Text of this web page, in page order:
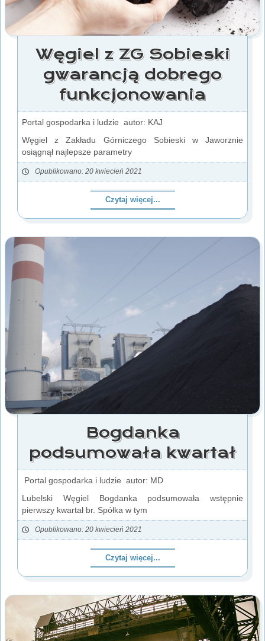
Węgiel z ZG Sobieski
gwarancją dobrego
funkcjonowania
Portal gospodarka i ludzie autor: KAJ
Węgiel z Zakładu Górniczego Sobieski w Jaworznie
osiągnął najlepsze parametry
Opublikowano: 20 kwiecień 2021
Czytaj więcej...
Bogdanka
podsumowała kwartał
Portal gospodarka i ludzie autor: MD
Lubelski Węgiel Bogdanka podsumowała wstępnie
pierwszy kwartał br. Spółka w tym
Opublikowano: 20 kwiecień 2021
Czytaj więcej...